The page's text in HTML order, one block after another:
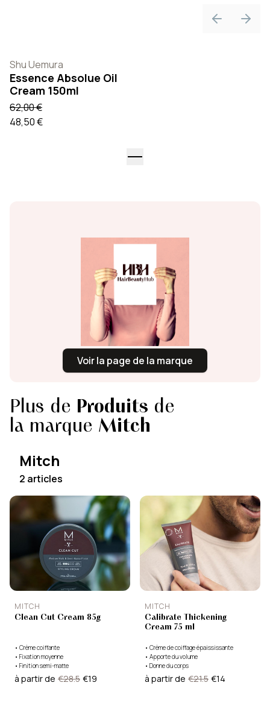
PreviousNext
Shu Uemura
Essence Absolue Oil
Cream 150ml
62,00 €
48,50 €
Voir la page de la marque
Plus de Produits de
la marque Mitch
Mitch
2 articles
MITCH
Clean Cut Cream 85g
• Crème coiffante
• Fixation moyenne
• Finition semi-matte
à partir de €28.5 €19
MITCH
Calibrate Thickening
Cream 75 ml
• Crème de coiffage épaississante
• Apporte du volume
• Donne du corps
à partir de €21.5 €14